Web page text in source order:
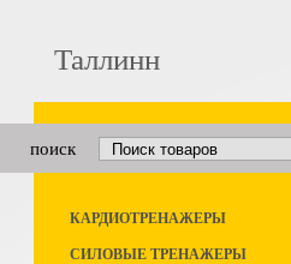
Таллинн
поиск
КАРДИОТРЕНАЖЕРЫ
СИЛОВЫЕ ТРЕНАЖЕРЫ